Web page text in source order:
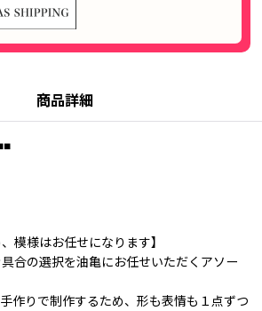
商品詳細
模様はお任せになります】
合の選択を油亀にお任せいただくアソー
作りで制作するため、形も表情も１点ずつ